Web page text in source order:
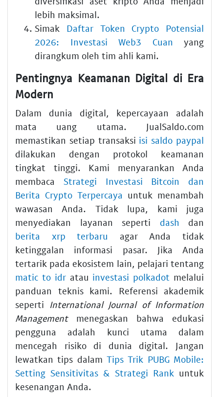
lebih maksimal.
Simak Daftar Token Crypto Potensial
2026: Investasi Web3 Cuan yang
dirangkum oleh tim ahli kami.
Pentingnya Keamanan Digital di Era
Modern
Dalam dunia digital, kepercayaan adalah
mata uang utama. JualSaldo.com
memastikan setiap transaksi isi saldo paypal
dilakukan dengan protokol keamanan
tingkat tinggi. Kami menyarankan Anda
membaca Strategi Investasi Bitcoin dan
Berita Crypto Terpercaya untuk menambah
wawasan Anda. Tidak lupa, kami juga
menyediakan layanan seperti dash dan
berita xrp terbaru agar Anda tidak
ketinggalan informasi pasar. Jika Anda
tertarik pada ekosistem lain, pelajari tentang
matic to idratau investasi polkadot melalui
panduan teknis kami. Referensi akademik
seperti
International Journal of Information
Managementmenegaskan bahwa edukasi
pengguna adalah kunci utama dalam
mencegah risiko di dunia digital. Jangan
lewatkan tips dalam Tips Trik PUBG Mobile:
Setting Sensitivitas & Strategi Rankuntuk
kesenangan Anda.